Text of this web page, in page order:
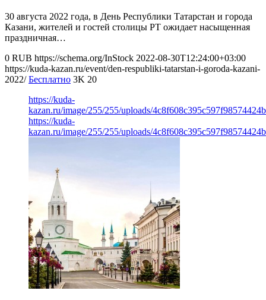
30 августа 2022 года, в День Республики Татарстан и города
Казани, жителей и гостей столицы РТ ожидает насыщенная
праздничная…
0 RUB https://schema.org/InStock 2022-08-30T12:24:00+03:00
https://kuda-kazan.ru/event/den-respubliki-tatarstan-i-goroda-kazani-
2022/ Бесплатно 3K 20
https://kuda-
kazan.ru/image/255/255/uploads/
https://kuda-
kazan.ru/image/255/255/uploads/